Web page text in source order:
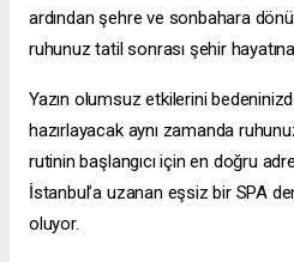
ardından şehre ve sonbahara
ruhunuz tatil sonrası şehir hayatına
Yazın olumsuz etkilerini
hazırlayacak aynı zamanda
rutinin başlangıcı için en doğru
İstanbul’a uzanan eşsiz bir SPA
oluyor.